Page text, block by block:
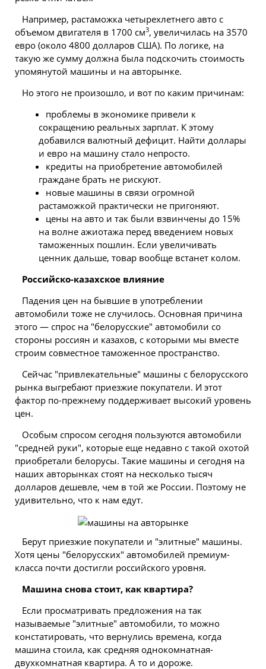
Например, растаможка четырехлетнего авто с
объемом двигателя в 1700 см3, увеличилась на 3570
евро (около 4800 долларов США). По логике, на
такую же сумму должна была подскочить стоимость
упомянутой машины и на авторынке.
Но этого не произошло, и вот по каким причинам:
проблемы в экономике привели к
сокращению реальных зарплат. К этому
добавился валютный дефицит. Найти доллары
и евро на машину стало непросто.
кредиты на приобретение автомобилей
граждане брать не рискуют.
новые машины в связи огромной
растаможкой практически не пригоняют.
цены на авто и так были взвинчены до 15%
на волне ажиотажа перед введением новых
таможенных пошлин. Если увеличивать
ценник дальше, товар вообще встанет колом.
Российско-казахское влияние
Падения цен на бывшие в употреблении
автомобили тоже не случилось. Основная причина
этого — спрос на "белорусские" автомобили со
стороны россиян и казахов, с которыми мы вместе
строим совместное таможенное пространство.
Сейчас "привлекательные" машины с белорусского
рынка выгребают приезжие покупатели. И этот
фактор по-прежнему поддерживает высокий уровень
цен.
Особым спросом сегодня пользуются автомобили
"средней руки", которые еще недавно с такой охотой
приобретали белорусы. Такие машины и сегодня на
наших авторынках стоят на несколько тысяч
долларов дешевле, чем в той же России. Поэтому не
удивительно, что к нам едут.
Берут приезжие покупатели и "элитные" машины.
Хотя цены "белорусских" автомобилей премиум-
класса почти достигли российского уровня.
Машина снова стоит, как квартира?
Если просматривать предложения на так
называемые "элитные" автомобили, то можно
констатировать, что вернулись времена, когда
машина стоила, как средняя однокомнатная-
двухкомнатная квартира. А то и дороже.